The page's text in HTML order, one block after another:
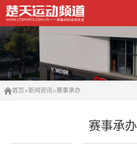
首页>新闻资讯>赛事承办
赛事承办